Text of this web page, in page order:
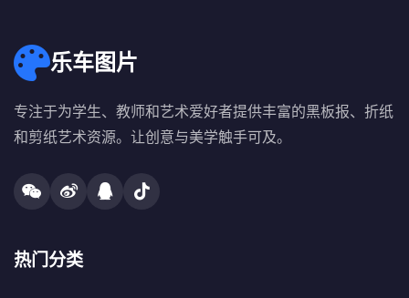
乐车图片
专注于为学生、教师和艺术爱好者提供丰富的黑板报、折纸
和剪纸艺术资源。让创意与美学触手可及。
热门分类